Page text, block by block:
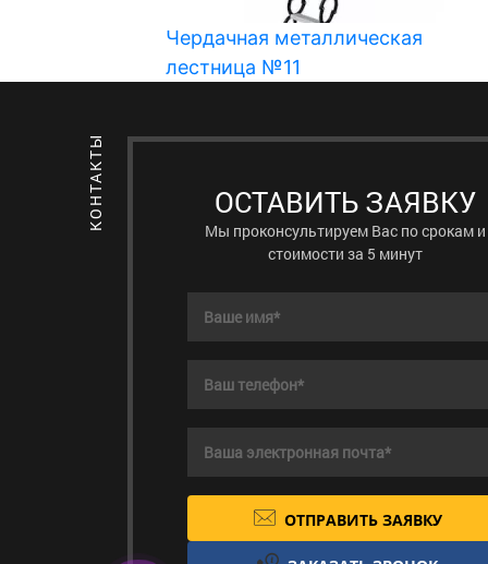
Чердачная металлическая
лестница №11
ОСТАВИТЬ ЗАЯВКУ
Мы проконсультируем Вас по срокам и
стоимости за 5 минут
ОТПРАВИТЬ ЗАЯВКУ